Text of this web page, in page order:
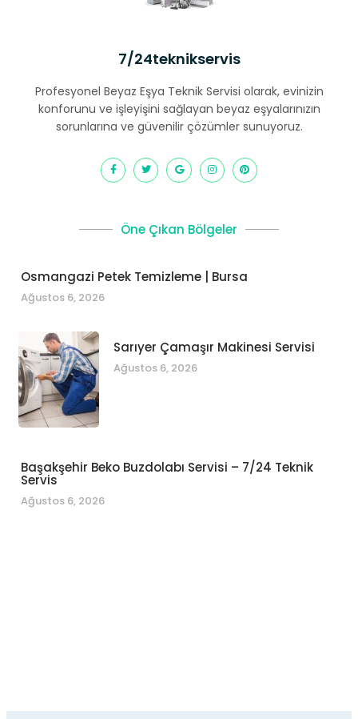
7/24teknikservis
Profesyonel Beyaz Eşya Teknik Servisi olarak, evinizin
konforunu ve işleyişini sağlayan beyaz eşyalarınızın
sorunlarına ve güvenilir çözümler sunuyoruz.
Öne Çıkan Bölgeler
Osmangazi Petek Temizleme | Bursa
Ağustos 6, 2026
Sarıyer Çamaşır Makinesi Servisi
Ağustos 6, 2026
Başakşehir Beko Buzdolabı Servisi – 7/24 Teknik
Servis
Ağustos 6, 2026